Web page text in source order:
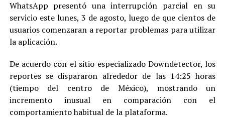
WhatsApp presentó una interrupción parcial en su
servicio este lunes, 3 de agosto, luego de que cientos de
usuarios comenzaran a reportar problemas para utilizar
la aplicación.
De acuerdo con el sitio especializado Downdetector, los
reportes se dispararon alrededor de las 14:25 horas
(tiempo del centro de México), mostrando un
incremento inusual en comparación con el
comportamiento habitual de la plataforma.